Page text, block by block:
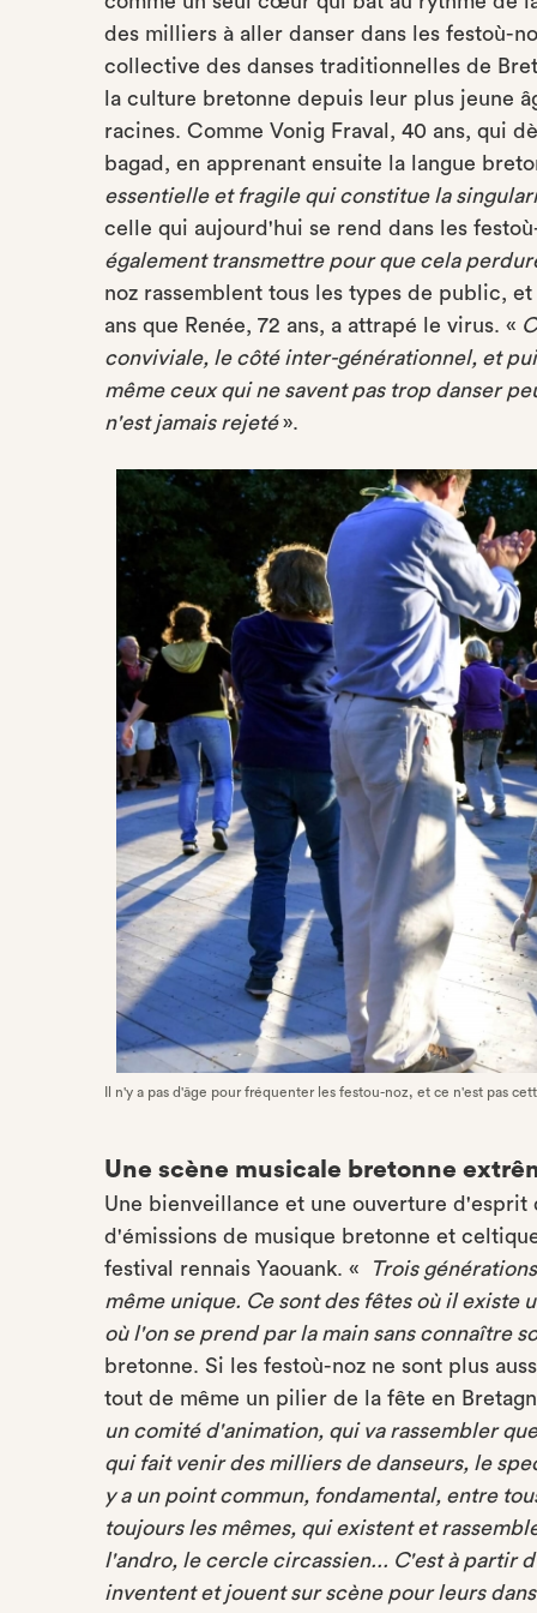
des milliers à aller danser dans les festoù-
collective des danses traditionnelles de
la culture bretonne depuis leur plus jeune
racines. Comme Vonig Fraval, 40 ans, qui
bagad, en apprenant ensuite la langue
essentielle et fragile qui constitue la
celle qui aujourd'hui se rend dans les
également transmettre pour que cela
noz rassemblent tous les types de public,
ans que Renée, 72 ans, a attrapé le virus. «
conviviale, le côté inter-générationnel, et
même ceux qui ne savent pas trop danser
n'est jamais rejeté».
Il n'y a pas d'âge pour fréquenter les festou-noz, et ce n'est pas
Une scène musicale bretonne
Une bienveillance et une ouverture d'esprit
d'émissions de musique bretonne et
festival rennais Yaouank. «
Trois
même unique. Ce sont des fêtes où il
où l'on se prend par la main sans connaître
bretonne. Si les festoù-noz ne sont plus
tout de même un pilier de la fête en
un comité d'animation, qui va rassembler
qui fait venir des milliers de danseurs, le
y a un point commun, fondamental, entre
toujours les mêmes, qui existent et
l'andro, le cercle circassien... C'est à partir
inventent et jouent sur scène pour leurs